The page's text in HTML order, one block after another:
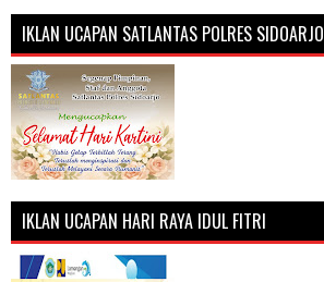
IKLAN UCAPAN SATLANTAS POLRES SIDOARJO
IKLAN UCAPAN HARI RAYA IDUL FITRI